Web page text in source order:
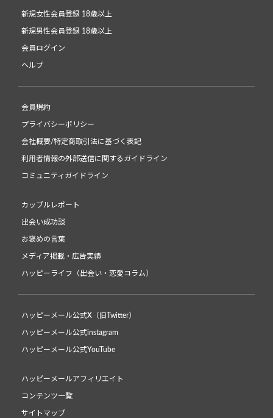
新規女性会員登録 18歳以上
新規男性会員登録 18歳以上
会員ログイン
ヘルプ
会員規約
プライバシーポリシー
会社概要/特定商取引法に基づく表記
利用者情報の外部送信に関するガイドライン
コミュニティガイドライン
カップルレポート
出会い成功談
お褒めの言葉
メディア掲載・広告実績
ハッピーライフ（出会い・恋愛コラム）
ハッピーメール公式X（旧Twitter）
ハッピーメール公式instagram
ハッピーメール公式YouTube
ハッピーメールアフィリエイト
コンテンツ一覧
サイトマップ